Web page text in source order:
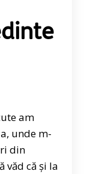
am
unde m-
din
văd că și la